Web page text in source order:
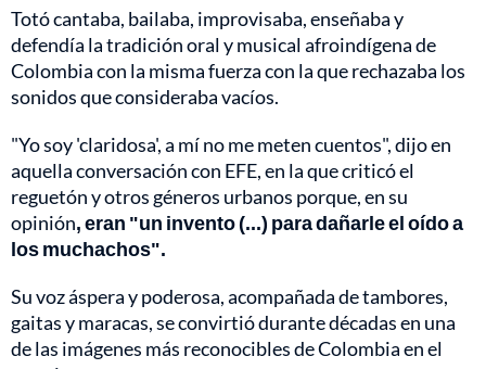
Totó cantaba, bailaba, improvisaba, enseñaba y
defendía la tradición oral y musical afroindígena de
Colombia con la misma fuerza con la que rechazaba los
sonidos que consideraba vacíos.
"Yo soy 'claridosa', a mí no me meten cuentos", dijo en
aquella conversación con EFE, en la que criticó el
reguetón y otros géneros urbanos porque, en su
opinión, eran "un invento (...) para dañarle el oído a
los muchachos".
Su voz áspera y poderosa, acompañada de tambores,
gaitas y maracas, se convirtió durante décadas en una
de las imágenes más reconocibles de Colombia en el